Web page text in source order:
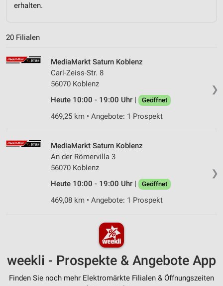
erhalten.
20 Filialen
❯
MediaMarkt Saturn Koblenz
Carl-Zeiss-Str. 8
56070 Koblenz
Heute 10:00 - 19:00 Uhr |
Geöffnet
469,25 km • Angebote: 1 Prospekt
❯
MediaMarkt Saturn Koblenz
An der Römervilla 3
56070 Koblenz
Heute 10:00 - 19:00 Uhr |
Geöffnet
469,08 km • Angebote: 1 Prospekt
weekli - Prospekte & Angebote App
Finden Sie noch mehr Elektromärkte Filialen & Öffnungszeiten